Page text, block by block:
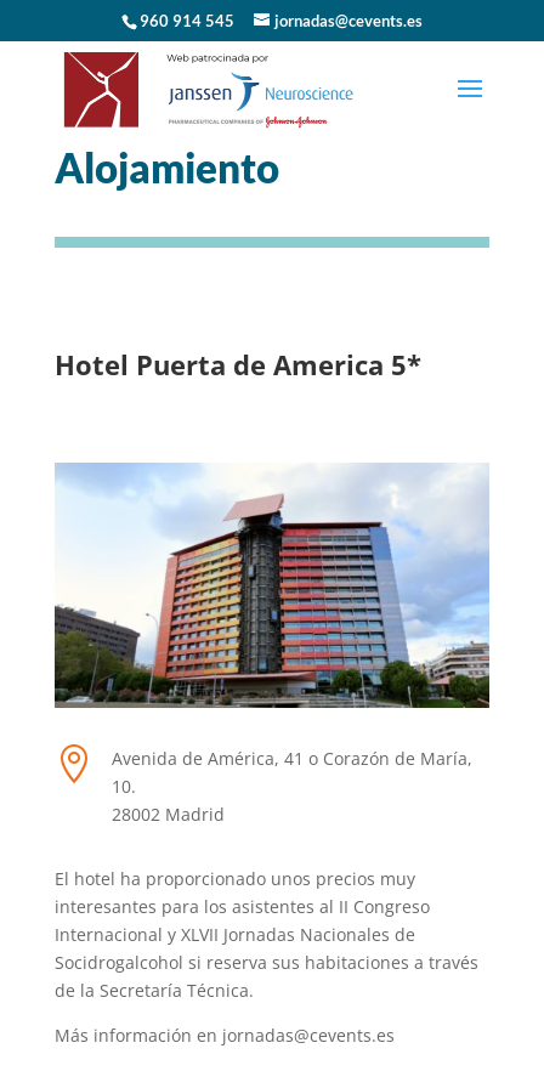
960 914 545 jornadas@cevents.es
Alojamiento
Hotel Puerta de America 5*

Avenida de América, 41 o Corazón de María,
10.
28002 Madrid
El hotel ha proporcionado unos precios muy
interesantes para los asistentes al II Congreso
Internacional y XLVII Jornadas Nacionales de
Socidrogalcohol si reserva sus habitaciones a través
de la Secretaría Técnica.
Más información en jornadas@cevents.es